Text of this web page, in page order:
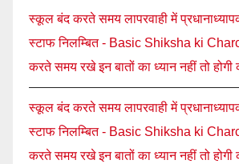
स्कूल बंद करते समय लापरवाही में
स्टाफ निलम्बित - Basic Shiksha ki
करते समय रखे इन बातों का ध्यान नहीं तो होगी
स्कूल बंद करते समय लापरवाही में
स्टाफ निलम्बित - Basic Shiksha ki
करते समय रखे इन बातों का ध्यान नहीं तो होगी